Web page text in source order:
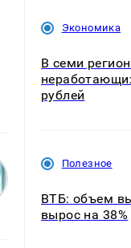
Экономика
В семи
рублей
Полезное
ВТБ: объем
вырос на 38%